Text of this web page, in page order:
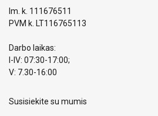
Im. k. 111676511
PVM k. LT116765113
Darbo laikas:
I-IV: 07:30-17:00;
V: 7.30-16:00
Susisiekite su mumis